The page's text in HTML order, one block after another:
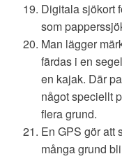
Digitala sjökort
som
Man lägger
färdas i en
en kajak. Där
något speciellt
flera grund.
En GPS gör att
många grund